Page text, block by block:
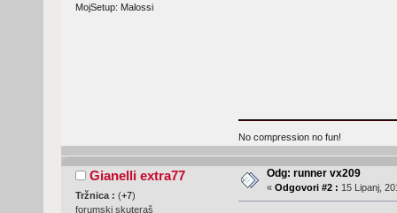
MojSetup: Malossi
No compression no fun!
Gianelli extra77
Tržnica : (+7)
forumski skuteraš
Odg: runner vx209
« Odgovori #2 : 15 Lipanj,